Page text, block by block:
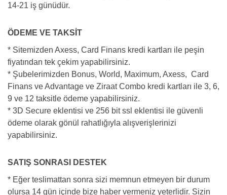
14-21 iş günüdür.
ÖDEME VE TAKSİT
* Sitemizden Axess, Card Finans kredi kartları ile peşin
fiyatından tek çekim yapabilirsiniz.
* Şubelerimizden Bonus, World, Maximum, Axess, Card
Finans ve Advantage ve Ziraat Combo kredi kartları ile 3, 6,
9 ve 12 taksitle ödeme yapabilirsiniz.
* 3D Secure eklentisi ve 256 bit ssl eklentisi ile güvenli
ödeme olarak gönül rahatlığıyla alışverişlerinizi
yapabilirsiniz.
SATIŞ SONRASI DESTEK
* Eğer teslimattan sonra sizi memnun etmeyen bir durum
olursa 14 gün içinde bize haber vermeniz yeterlidir. Sizin